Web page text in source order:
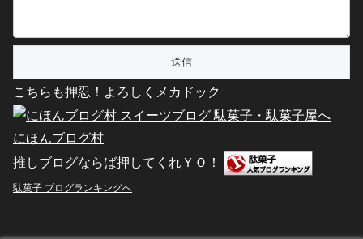
こちらも押忍！よろしくメカドック
にほんブログ村
推しブログならば押してくれＹＯ！
駄菓子 ブログランキングへ